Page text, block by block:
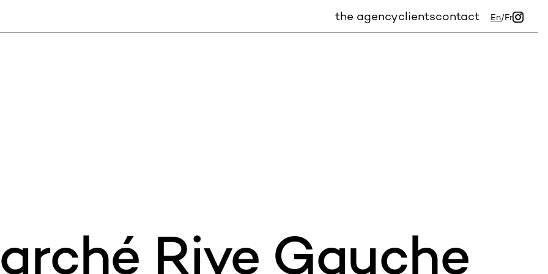
the agencyclientscontact En/Fr
Rive Gauche